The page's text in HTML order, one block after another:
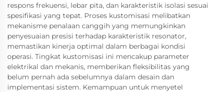
respons frekuensi, lebar pita, dan karakteristik isolasi sesuai
spesifikasi yang tepat. Proses kustomisasi melibatkan
mekanisme penalaan canggih yang memungkinkan
penyesuaian presisi terhadap karakteristik resonator,
memastikan kinerja optimal dalam berbagai kondisi
operasi. Tingkat kustomisasi ini mencakup parameter
elektrikal dan mekanis, memberikan fleksibilitas yang
belum pernah ada sebelumnya dalam desain dan
implementasi sistem. Kemampuan untuk menyetel